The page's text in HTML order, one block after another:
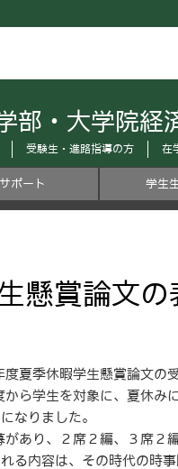
部・大学院経
受験生・進路指導の方 在
ポート 学生
懸賞論文
夏季休暇学生懸賞論文の
ら学生を対象に、夏休み
なりました。
あり、２席２編、３席２
る内容は、その時代の時